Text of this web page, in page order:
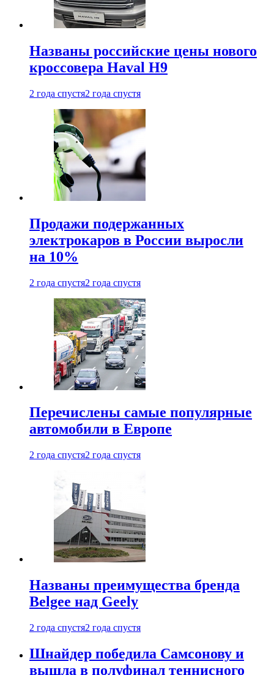
Названы российские цены нового
кроссовера Haval H9
2 года спустя2 года спустя
Продажи подержанных
электрокаров в России выросли
на 10%
2 года спустя2 года спустя
Перечислены самые популярные
автомобили в Европе
2 года спустя2 года спустя
Названы преимущества бренда
Belgee над Geely
2 года спустя2 года спустя
Шнайдер победила Самсонову и
вышла в полуфинал теннисного